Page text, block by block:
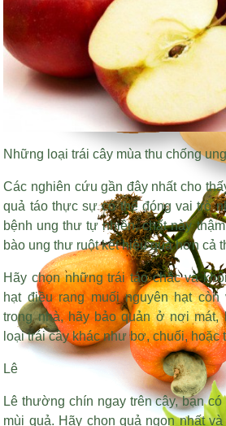
Những loại trái cây mùa thu chống
Các nghiên cứu gần đây nhất cho
quả táo thực sự có thể đóng vai trò
bệnh ung thư tự nhiên, chất này
bào ung thư ruột kết hiệu quả hơn cả
Hãy chọn những trái táo chắc và
hạt điều rang muối nguyên hạt còn
trong nhà, hãy bảo quản ở nơi mát,
loại trái cây khác như bơ, chuối, hoặc
Lê
Lê thường chín ngay trên cây, bạn
mùi quả. Hãy chọn quả ngon nhất